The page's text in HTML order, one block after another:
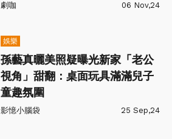
劇咖 06 Nov,24
娛樂
孫藝真曬美照疑曝光新家「老公
視角」甜翻：桌面玩具滿滿兒子
童趣氛圍
影憶小腦袋 25 Sep,24